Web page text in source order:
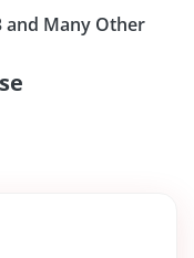
and Many Other